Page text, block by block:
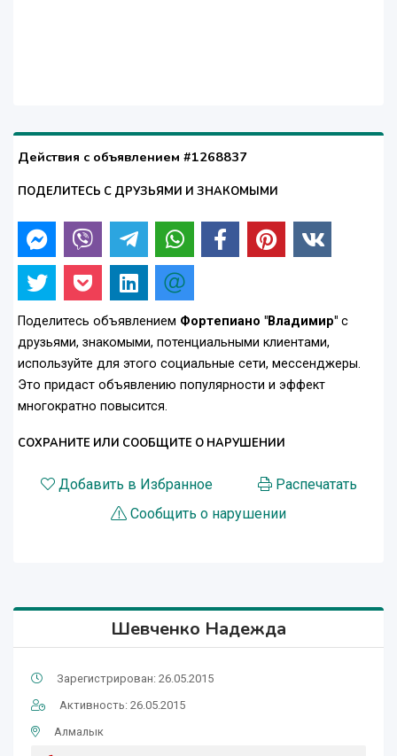
Действия с объявлением #1268837
ПОДЕЛИТЕСЬ С ДРУЗЬЯМИ И ЗНАКОМЫМИ
Поделитесь объявлением Фортепиано "Владимир" с
друзьями, знакомыми, потенциальными клиентами,
используйте для этого социальные сети, мессенджеры.
Это придаст объявлению популярности и эффект
многократно повысится.
СОХРАНИТЕ ИЛИ СООБЩИТЕ О НАРУШЕНИИ
Добавить в Избранное
Распечатать
Сообщить о нарушении
Шевченко Надежда
Зарегистрирован: 26.05.2015
Активность: 26.05.2015
Алмалык